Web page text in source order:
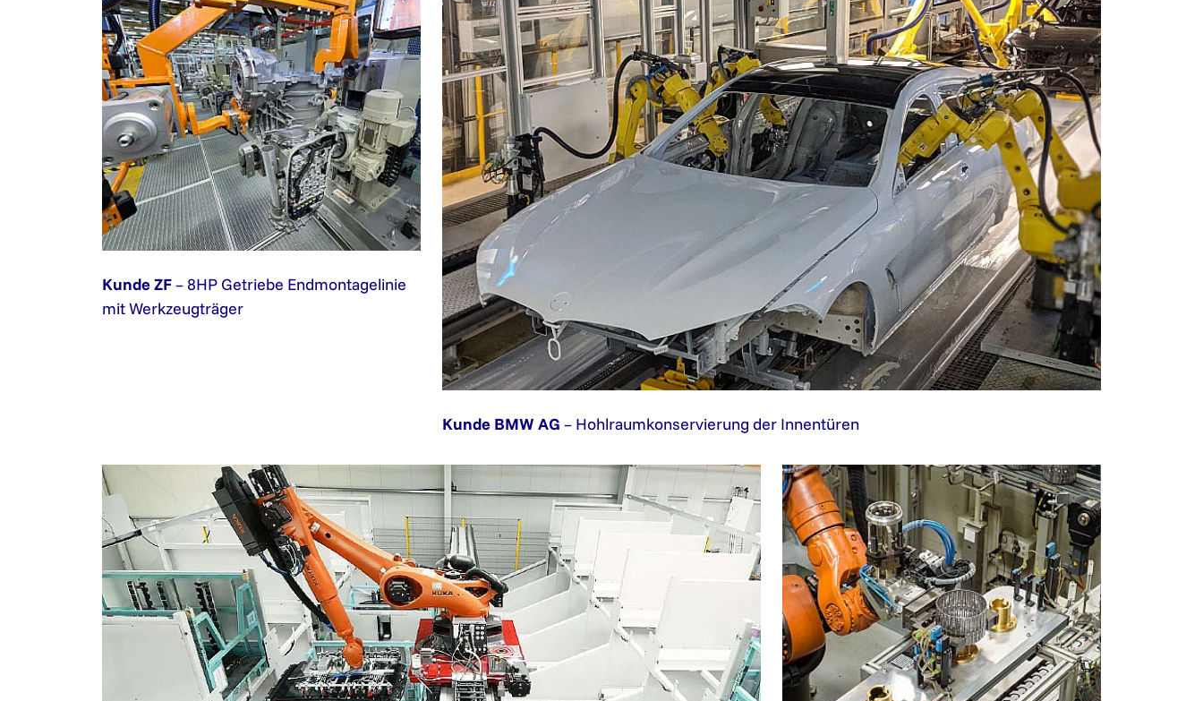
Kunde ZF– 8HP Getriebe Endmontagelinie
mit Werkzeugträger
Kunde BMW AG – Hohlraumkonservierung der Innentüren